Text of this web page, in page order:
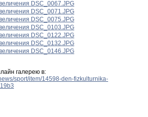
галерею в:
sport/item/14598-den-fizkulturnika-